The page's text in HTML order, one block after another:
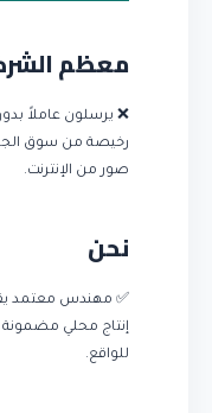
معظم
❌ يرسلون عاملاً
رخيصة من سوق
صور من الإنترنت.
نحن
✅ مهندس معتمد
للواقع.